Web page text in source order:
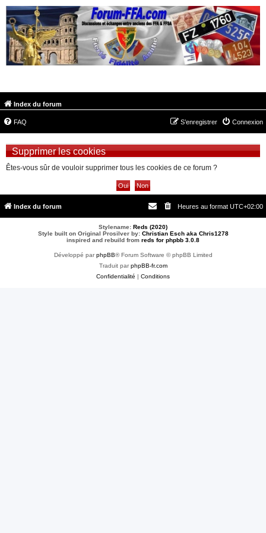
Index du forum
FAQ Connexion
S’enregistrer
Supprimer les cookies
Êtes-vous sûr de vouloir supprimer tous les cookies de ce forum ?
Index du forum Heures au format UTC+02:00
Stylename: Reds (2020)
Style built on Original Prosilver by: Christian Esch aka Chris1278
inspired and rebuild from reds for phpbb 3.0.8
Développé parphpBB® Forum Software © phpBB Limited
Traduit parphpBB-fr.com
Confidentialité | Conditions